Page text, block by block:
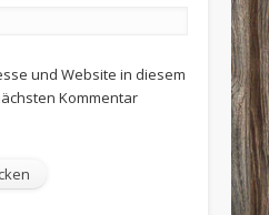
und Website in diesem
Kommentar